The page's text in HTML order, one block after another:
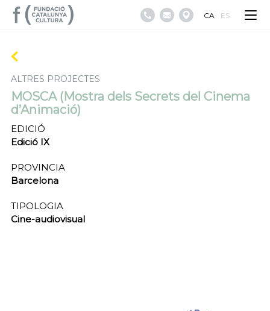
CA ES
ALTRES PROJECTES
MOSCA (Mostra dels Secrets del Cinema
d’Animació)
EDICIÓ
Edició IX
PROVINCIA
Barcelona
TIPOLOGIA
Cine-audiovisual